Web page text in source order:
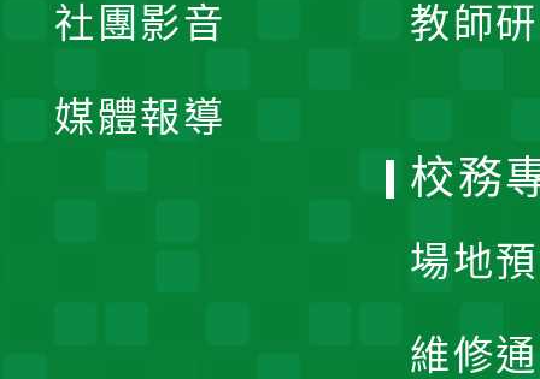
教師
社團影音
媒體報導
校務
場地
維修